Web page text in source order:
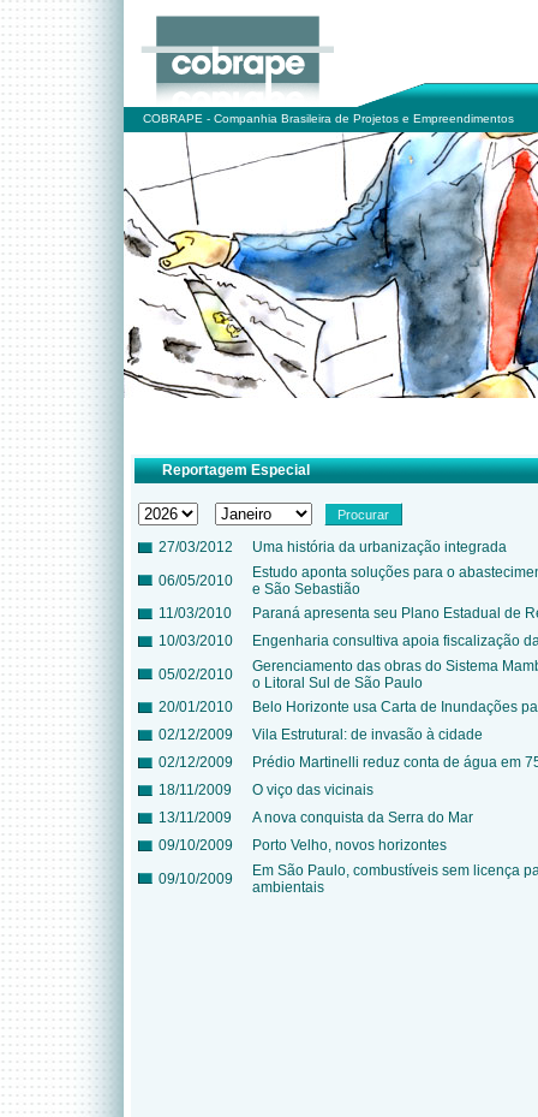
COBRAPE - Companhia Brasileira de Projetos e Empreendimentos
Reportagem Especial
27/03/2012
Uma história da urbanização integrada
06/05/2010
Estudo aponta soluções para o
e São Sebastião
11/03/2010
Paraná apresenta seu Plano Estadual de
10/03/2010
Engenharia consultiva apoia fiscalização
05/02/2010
Gerenciamento das obras do Sistema
o Litoral Sul de São Paulo
20/01/2010
Belo Horizonte usa Carta de Inundações
02/12/2009
Vila Estrutural: de invasão à cidade
02/12/2009
Prédio Martinelli reduz conta de água em
18/11/2009
O viço das vicinais
13/11/2009
A nova conquista da Serra do Mar
09/10/2009
Porto Velho, novos horizontes
09/10/2009
Em São Paulo, combustíveis sem licença
ambientais